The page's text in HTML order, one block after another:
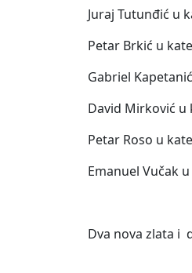
Juraj Tutunđić u
Petar Brkić u
Gabriel
David Mirković u
Petar Roso u
Emanuel Vučak
Dva nova zlata i